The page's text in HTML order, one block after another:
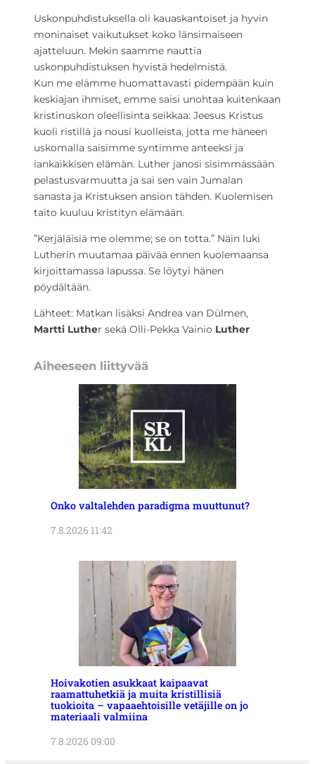
Uskonpuhdistuksella oli kauaskantoiset ja hyvin
moninaiset vaikutukset koko länsimaiseen
ajatteluun. Mekin saamme nauttia
uskonpuhdistuksen hyvistä hedelmistä.
Kun me elämme huomattavasti pidempään kuin
keskiajan ihmiset, emme saisi unohtaa kuitenkaan
kristinuskon oleellisinta seikkaa: Jeesus Kristus
kuoli ristillä ja nousi kuolleista, jotta me häneen
uskomalla saisimme syntimme anteeksi ja
iankaikkisen elämän. Luther janosi sisimmässään
pelastusvarmuutta ja sai sen vain Jumalan
sanasta ja Kristuksen ansion tähden. Kuolemisen
taito kuuluu kristityn elämään.
”Kerjäläisiä me olemme; se on totta.” Näin luki
Lutherin muutamaa päivää ennen kuolemaansa
kirjoittamassa lapussa. Se löytyi hänen
pöydältään.
Lähteet: Matkan lisäksi Andrea van Dülmen,
Martti Luther sekä Olli-Pekka Vainio Luther
Aiheeseen liittyvää
Onko valtalehden paradigma muuttunut?
7.8.2026 11:42
Hoivakotien asukkaat kaipaavat
raamattuhetkiä ja muita kristillisiä
tuokioita – vapaaehtoisille vetäjille on jo
materiaali valmiina
7.8.2026 09:00